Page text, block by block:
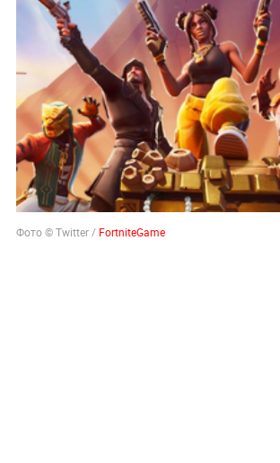
Фото © Twitter /FortniteGame